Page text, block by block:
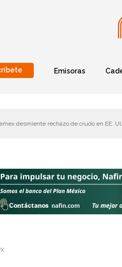
Emisoras
desmiente rechazo de crudo en EE.